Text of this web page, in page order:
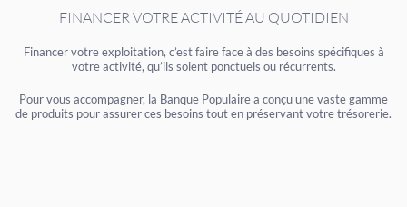
FINANCER VOTRE ACTIVITÉ AU QUOTIDIEN
Financer votre exploitation, c’est faire face à des besoins spécifiques à
votre activité, qu’ils soient ponctuels ou récurrents.
Pour vous accompagner, la Banque Populaire a conçu une vaste gamme
de produits pour assurer ces besoins tout en préservant votre trésorerie.